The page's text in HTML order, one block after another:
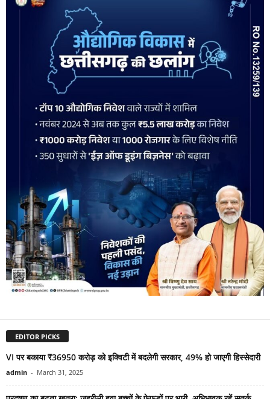
EDITOR PICKS
VI पर बकाया ₹36950 करोड़ को इक्विटी में बदलेगी सरकार, 49% हो जाएगी हिस्सेदारी
admin - March 31, 2025